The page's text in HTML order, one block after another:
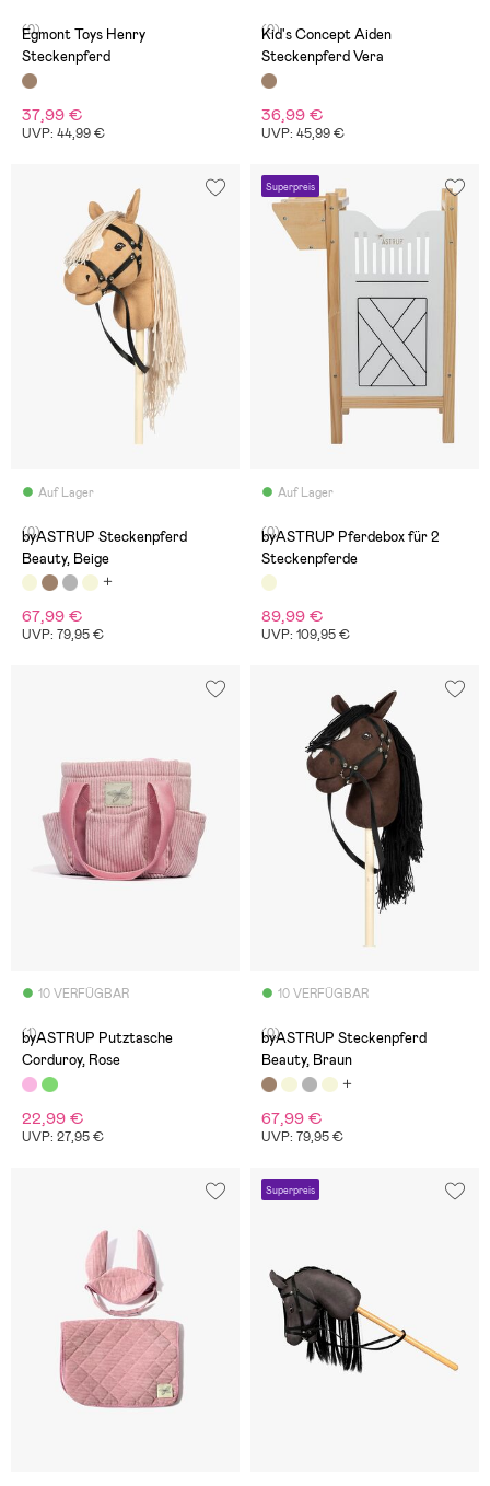
(0)
Egmont Toys Henry
Steckenpferd
37,99 €
UVP: 44,99 €
(0)
Kid's Concept Aiden
Steckenpferd Vera
36,99 €
UVP: 45,99 €
Auf Lager
(0)
byASTRUP Steckenpferd
Beauty, Beige
67,99 €
UVP: 79,95 €
Superpreis
Auf Lager
(0)
byASTRUP Pferdebox für 2
Steckenpferde
89,99 €
UVP: 109,95 €
10 VERFÜGBAR
(1)
byASTRUP Putztasche
Corduroy, Rose
22,99 €
UVP: 27,95 €
10 VERFÜGBAR
(0)
byASTRUP Steckenpferd
Beauty, Braun
67,99 €
UVP: 79,95 €
Superpreis